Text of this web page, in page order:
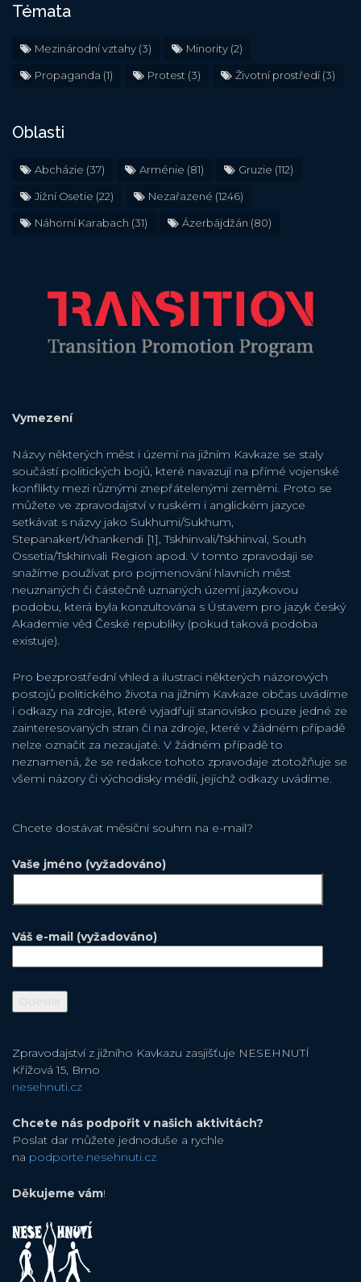
Témata
Mezinárodní vztahy (3) Minority (2)
Propaganda (1) Protest (3) Životní prostředí(3)
Oblasti
Abcházie (37) Arménie (81) Gruzie (112)
Jižní Osetie (22) Nezařazené (1246)
Náhorní Karabach (31) Ázerbájdžán (80)
Vymezení
Názvy některých měst i území na jižním Kavkaze se staly
součástí politických bojů, které navazují na přímé vojenské
konflikty mezi různými znepřátelenými zeměmi. Proto se
můžete ve zpravodajství v ruském i anglickém jazyce
setkávat s názvy jako Sukhumi/Sukhum,
Stepanakert/Khankendi [1], Tskhinvali/Tskhinval, South
Ossetia/Tskhinvali Region apod. V tomto zpravodaji se
snažíme používat pro pojmenování hlavních měst
neuznaných či částečně uznaných území jazykovou
podobu, která byla konzultována s Ústavem pro jazyk český
Akademie věd České republiky (pokud taková podoba
existuje).
Pro bezprostřední vhled a ilustraci některých názorových
postojů politického života na jižním Kavkaze občas uvádíme
i odkazy na zdroje, které vyjadřují stanovisko pouze jedné ze
zainteresovaných stran či na zdroje, které v žádném případě
nelze označit za nezaujaté. V žádném případě to
neznamená, že se redakce tohoto zpravodaje ztotožňuje se
všemi názory či východisky médií, jejichž odkazy uvádíme.
Chcete dostávat měsiční souhrn na e-mail?
Vaše jméno (vyžadováno)
Váš e-mail (vyžadováno)
Zpravodajství z jižního Kavkazu zasjišťuje NESEHNUTÍ
Křížová 15, Brno
nesehnuti.cz
Chcete nás podpořit v našich aktivitách?
Poslat dar můžete jednoduše a rychle
na podporte.nesehnuti.cz
Děkujeme vám!